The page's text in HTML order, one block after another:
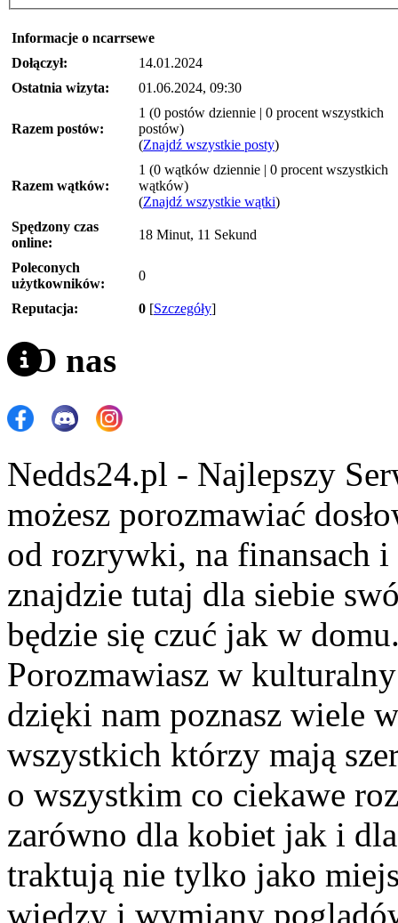
Informacje o ncarrsewe
Dołączył:
14.01.2024
Ostatnia wizyta:
01.06.2024, 09:30
Razem postów:
1 (0 postów dziennie | 0 procent wszystkich
postów)
(Znajdź wszystkie posty)
Razem wątków:
1 (0 wątków dziennie | 0 procent wszystkich
wątków)
(Znajdź wszystkie wątki)
Spędzony czas
online:
18 Minut, 11 Sekund
Poleconych
użytkowników:
0
Reputacja: 0 [Szczegóły]
O nas
Nedds24.pl - Najlepszy
możesz porozmawiać
od rozrywki, na finansach
znajdzie tutaj dla siebie
będzie się czuć jak w
Porozmawiasz w
dzięki nam poznasz wiele
wszystkich którzy mają
o wszystkim co ciekawe
zarówno dla kobiet jak i
traktują nie tylko jako
wiedzy i wymiany